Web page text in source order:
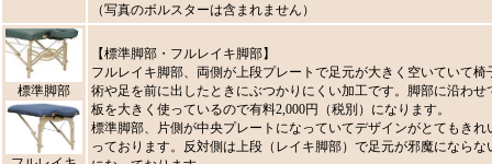
（写真のボルスターは含まれません）
標準脚部
【標準脚部・フルレイキ脚部】
フルレイキ脚部、両側が上段プレートで足元が大きく空いていて椅
術や足を前に出したときにぶつかりにくい加工です。脚部に沿わせ
板を大きく使っているので有料2,000円（税別）になります。
標準脚部、片側が中央プレートになっていてデザインがとてもきれ
っております。反対側は上段（レイキ脚部）で足元が邪魔にならな